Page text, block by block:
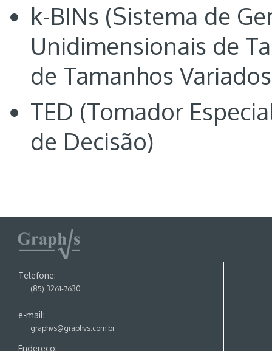
k-BINs (Sistema de
Unidimensionais de
de Tamanhos
TED (Tomador
de Decisão)
Telefone:
(85) 3261-7630
e-mail:
graphvs@graphvs.com.br
Endereço: